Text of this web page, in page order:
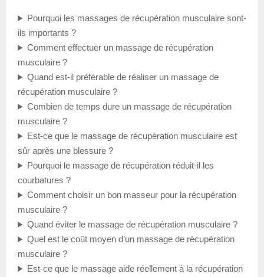
Pourquoi les massages de récupération musculaire sont-
ils importants ?
Comment effectuer un massage de récupération
musculaire ?
Quand est-il préférable de réaliser un massage de
récupération musculaire ?
Combien de temps dure un massage de récupération
musculaire ?
Est-ce que le massage de récupération musculaire est
sûr après une blessure ?
Pourquoi le massage de récupération réduit-il les
courbatures ?
Comment choisir un bon masseur pour la récupération
musculaire ?
Quand éviter le massage de récupération musculaire ?
Quel est le coût moyen d’un massage de récupération
musculaire ?
Est-ce que le massage aide réellement à la récupération